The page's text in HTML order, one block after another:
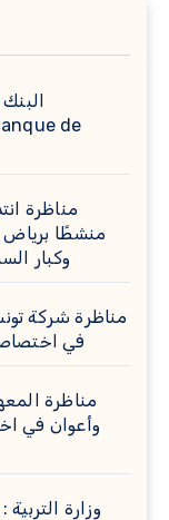
منشطًا برياض
وكبار السن
في اختصاصات
مناظرة